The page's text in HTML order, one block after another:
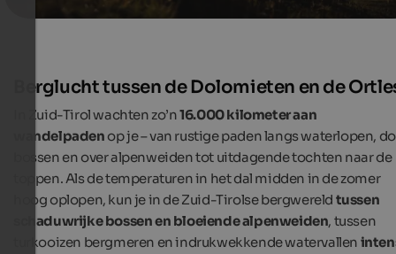
Berglucht tussen de Dolomieten en de
In Zuid-Tirol wachten zo’n16.000 kilometer aan
wandelpaden op je – van rustige paden langs waterlopen,
bossen en over alpenweiden tot uitdagende tochten naar de
toppen. Als de temperaturen in het dal midden in de zomer
hoog oplopen, kun je in de Zuid-Tirolse bergwereld tussen
schaduwrijke bossen en bloeiende alpenweiden, tussen
turkooizen bergmeren en indrukwekkende watervallen